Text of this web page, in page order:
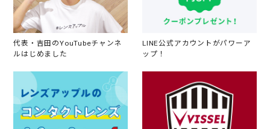
代表・吉田のYouTubeチャンネ
ルはじめました
LINE公式アカウントがパワーア
ップ！